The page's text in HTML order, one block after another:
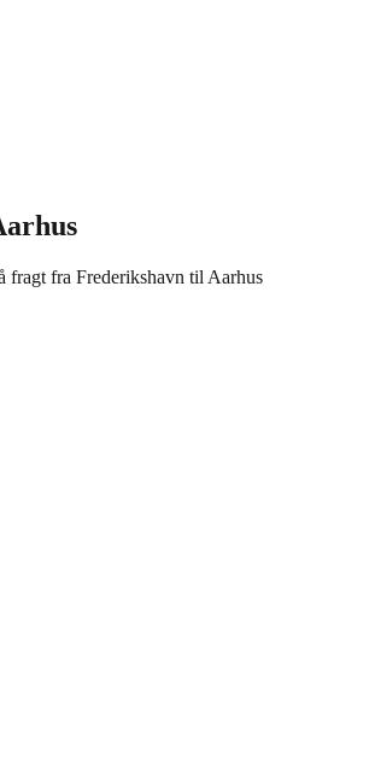
fra Frederikshavn til Aarhus